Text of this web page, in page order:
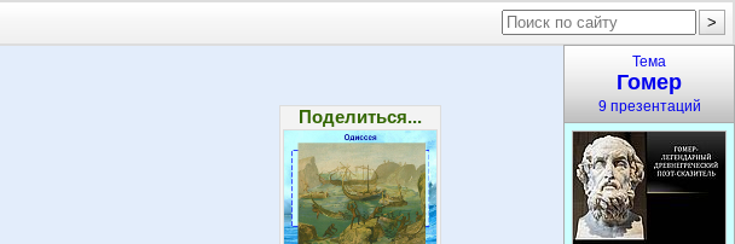
Поделиться...
Тема
Гомер
9 презентаций